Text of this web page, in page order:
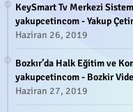
KeySmart Tv Merkezi
yakupcetincom - Yakup
Haziran 26, 2019
Bozkır’da Halk Eğitim ve
yakupcetincom - Bozkir
Haziran 27, 2019